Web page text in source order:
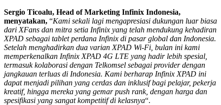
Sergio Ticoalu, Head of Marketing Infinix Indonesia,
menyatakan, “Kami sekali lagi mengapresiasi dukungan luar biasa
dari XFans dan mitra setia Infinix yang telah mendukung kehadiran
XPAD sebagai tablet perdana Infinix di pasar global dan Indonesia.
Setelah menghadirkan dua varian XPAD Wi-Fi, bulan ini kami
memperkenalkan Infinix XPAD 4G LTE yang hadir lebih spesial,
termasuk kolaborasi dengan Telkomsel sebagai provider dengan
jangkauan terluas di Indonesia. Kami berharap Infinix XPAD ini
dapat menjadi pilihan yang cerdas dan inklusif bagi pelajar, pekerja
kreatif, hingga mereka yang gemar push rank, dengan harga dan
spesifikasi yang sangat kompetitif di kelasnya“.